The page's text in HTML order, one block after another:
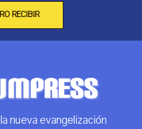
RECIBIR
nueva evangelización